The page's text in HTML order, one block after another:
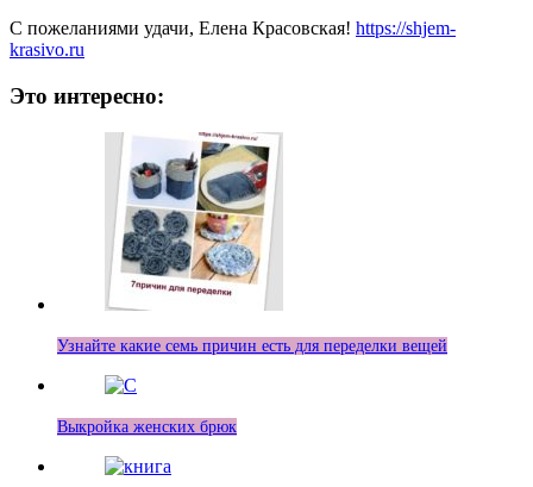
С пожеланиями удачи, Елена Красовская! https://shjem-
krasivo.ru
Это интересно:
Узнайте какие семь причин есть для переделки вещей
Выкройка женских брюк